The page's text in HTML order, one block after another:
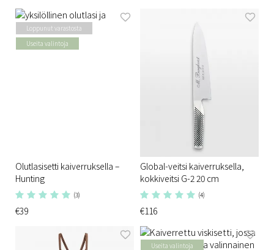
Loppunut varastosta
Useita valintoja
Olutlasisetti kaiverruksella –
Hunting
(3)
€39
Global-veitsi kaiverruksella,
kokkiveitsi G-2 20 cm
(4)
€116
Useita valintoja